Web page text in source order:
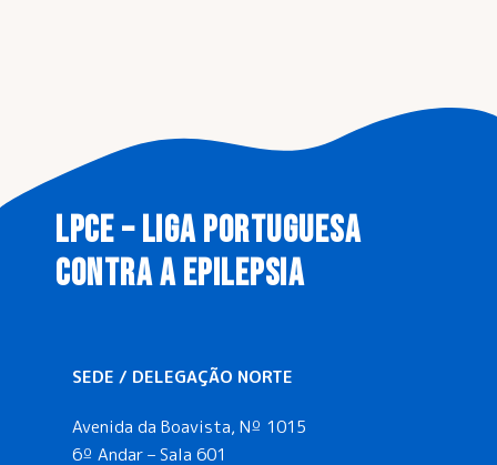
LPCE – LIGA PORTUGUESA
CONTRA A EPILEPSIA
SEDE / DELEGAÇÃO NORTE
Avenida da Boavista, Nº 1015
6º Andar – Sala 601